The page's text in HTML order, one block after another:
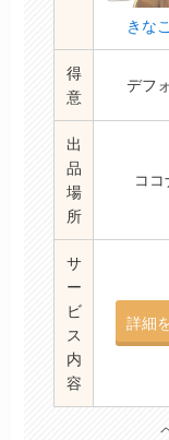
きな
得
意
デフ
出
品
場
所
ココ
サ
ー
ビ
ス
内
容
詳細